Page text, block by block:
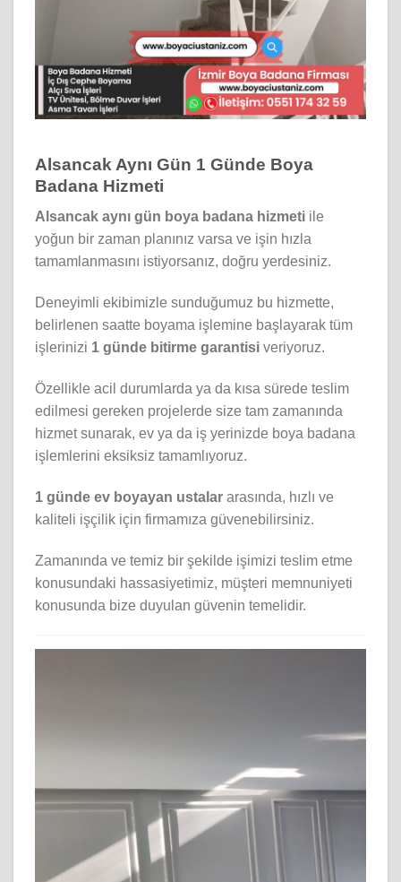
Alsancak Aynı Gün 1 Günde Boya
Badana Hizmeti
Alsancak aynı gün boya badana hizmeti ile
yoğun bir zaman planınız varsa ve işin hızla
tamamlanmasını istiyorsanız, doğru yerdesiniz.
Deneyimli ekibimizle sunduğumuz bu hizmette,
belirlenen saatte boyama işlemine başlayarak tüm
işlerinizi 1 günde bitirme garantisi veriyoruz.
Özellikle acil durumlarda ya da kısa sürede teslim
edilmesi gereken projelerde size tam zamanında
hizmet sunarak, ev ya da iş yerinizde boya badana
işlemlerini eksiksiz tamamlıyoruz.
1 günde ev boyayan ustalar arasında, hızlı ve
kaliteli işçilik için firmamıza güvenebilirsiniz.
Zamanında ve temiz bir şekilde işimizi teslim etme
konusundaki hassasiyetimiz, müşteri memnuniyeti
konusunda bize duyulan güvenin temelidir.